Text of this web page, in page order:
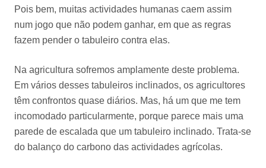
Pois bem, muitas actividades humanas caem assim
num jogo que não podem ganhar, em que as regras
fazem pender o tabuleiro contra elas.
Na agricultura sofremos amplamente deste problema.
Em vários desses tabuleiros inclinados, os agricultores
têm confrontos quase diários. Mas, há um que me tem
incomodado particularmente, porque parece mais uma
parede de escalada que um tabuleiro inclinado. Trata-se
do balanço do carbono das actividades agrícolas.